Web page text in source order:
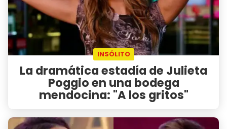
INSÓLITO
La dramática estadía de Julieta
Poggio en una bodega
mendocina: "A los gritos"